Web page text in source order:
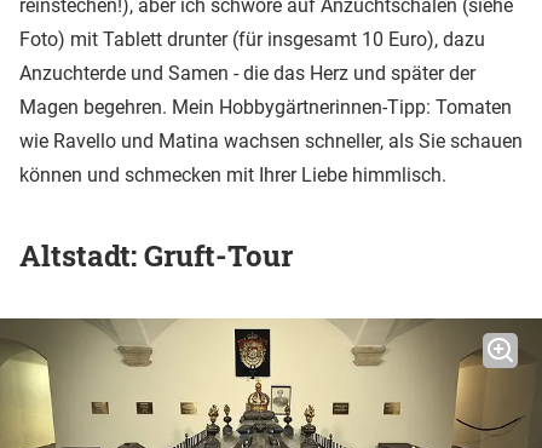
reinstechen!), aber ich schwöre auf Anzuchtschalen (siehe
Foto) mit Tablett drunter (für insgesamt 10 Euro), dazu
Anzuchterde und Samen - die das Herz und später der
Magen begehren. Mein Hobbygärtnerinnen-Tipp: Tomaten
wie Ravello und Matina wachsen schneller, als Sie schauen
können und schmecken mit Ihrer Liebe himmlisch.
Altstadt: Gruft-Tour